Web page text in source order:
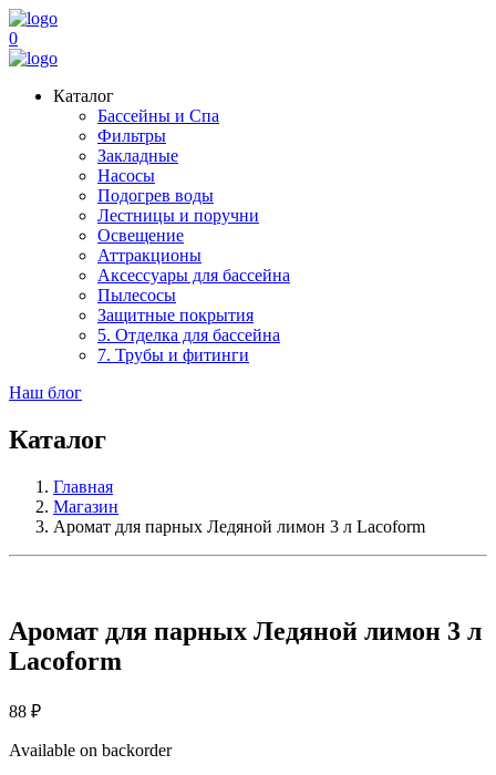
0
Каталог
Бассейны и Спа
Фильтры
Закладные
Насосы
Подогрев воды
Лестницы и поручни
Освещение
Аттракционы
Аксессуары для бассейна
Пылесосы
Защитные покрытия
5. Отделка для бассейна
7. Трубы и фитинги
Наш блог
Каталог
Главная
Магазин
Аромат для парных Ледяной лимон 3 л Lacoform
Аромат для парных Ледяной лимон 3 л
Lacoform
88 ₽
Available on backorder